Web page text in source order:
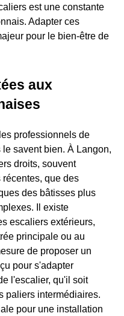
est une constante
Adapter ces
pour le bien-être de
aux
professionnels de
savent bien. À Langon,
droits, souvent
que des
des bâtisses plus
Il existe
escaliers extérieurs,
principale ou au
de proposer un
pour s'adapter
l'escalier, qu'il soit
paliers intermédiaires.
pour une installation